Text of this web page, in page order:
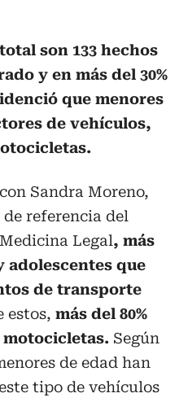
son 133 hechos
y en más del 30%
que menores
de vehículos,
Sandra Moreno,
referencia del
Legal, más
adolescentes que
de transporte
estos, más del 80%
Según
de edad han
tipo de vehículos